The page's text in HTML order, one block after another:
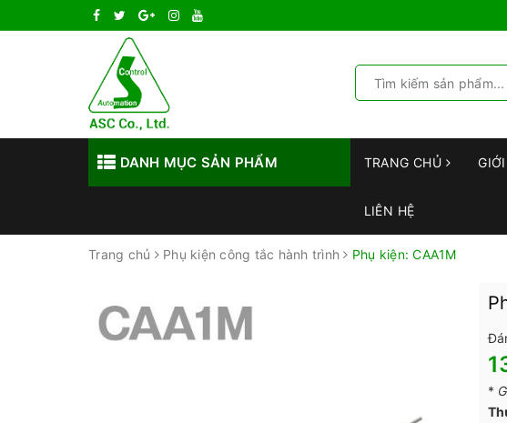
DANH MỤC SẢN PHẨM TRANG CHỦ
LIÊN HỆ
Trang chủ Phụ kiện công tắc hành trình Phụ kiện: CAA1M
*